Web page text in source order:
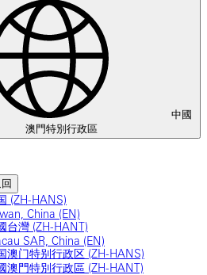
中國
澳門特別行政區
(ZH-HANS)
China (EN)
台灣 (ZH-HANT)
SAR, China (EN)
澳门特别行政区 (ZH-HANS)
澳門特別行政區 (ZH-HANT)